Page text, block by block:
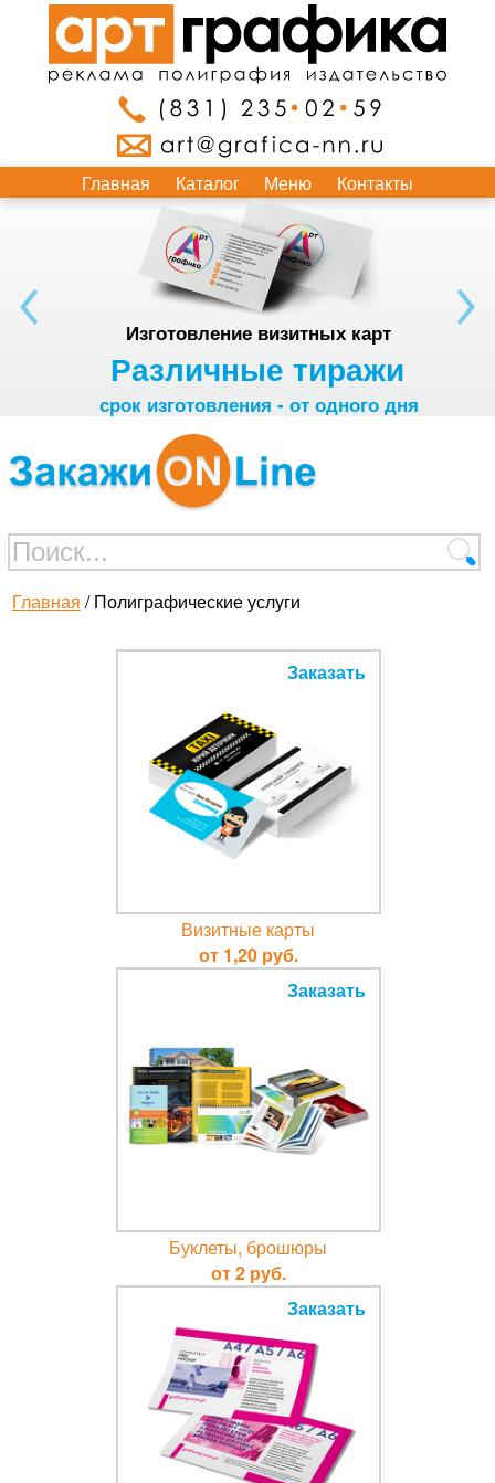
Главная Каталог Меню Контакты
Изготовление визитных карт
Различные тиражи
срок изготовления - от одного дня
Главная / Полиграфические услуги
Визитные карты
от 1,20 руб.
Заказать
Буклеты, брошюры
от 2 руб.
Заказать
Заказать